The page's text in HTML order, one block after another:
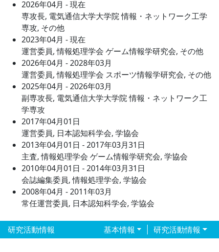
2026年04月 - 現在
専攻長, 電気通信大学大学院 情報・ネットワーク工学
専攻, その他
2023年04月 - 現在
運営委員, 情報処理学会 ゲーム情報学研究会, その他
2026年04月 - 2028年03月
運営委員, 情報処理学会 スポーツ情報学研究会, その他
2025年04月 - 2026年03月
副専攻長, 電気通信大学大学院 情報・ネットワーク工
学専攻
2017年04月01日
運営委員, 日本認知科学会, 学協会
2013年04月01日 - 2017年03月31日
主査, 情報処理学会 ゲーム情報学研究会, 学協会
2010年04月01日 - 2014年03月31日
会誌編集委員, 情報処理学会, 学協会
2008年04月 - 2011年03月
常任運営委員, 日本認知科学会, 学協会
研究活動情報 基本情報 研究活動情報